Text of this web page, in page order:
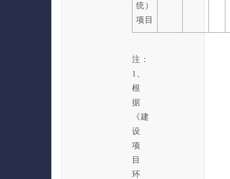
统）
项目
注：
1、
根
据
《建
设
项
目
环